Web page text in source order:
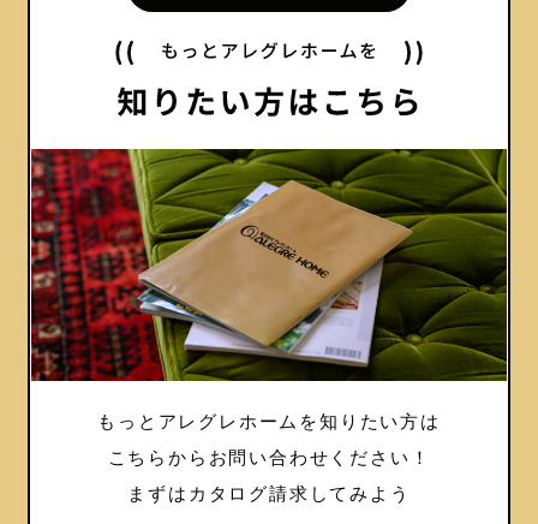
もっとアレグレホームを知りたい方は
こちらからお問い合わせください！
まずはカタログ請求してみよう